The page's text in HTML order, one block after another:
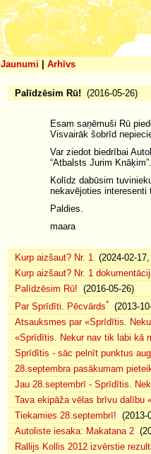
Jaunumi
Arhīvs
Palīdzēsim Rū! (2016-05-26)
Esam saņēmuši Rū
Visvairāk šobrīd
Var ziedot biedrībai
“Atbalsts Jurim Knāķim”.
Kolīdz dabūsim
nekavējoties interesenti
Paldies.
maara
Kurp aizšaut? Nr. 1 (2024-02-
Kurp aizšaut? Nr. 1
Palīdzēsim Rū! (2016-05-26)
Par Sprīdīti. Pēcvārds*
(2013-
Atsauksmes par «Sprīdītis.
«Sprīdītis. Nekur nav tik labi kā
Sprīdītis - sāc pelnīt punktus
28.septembra pasākumam
Jau 28.septembrī - Sprīdītis.
Tava ekipāža vēlas brīvu dalību
Tiekamies 28.septembrī! (2013-
Autoliste iesaka: Makatana 2
Rallijs Kollis 2012 izvērstie